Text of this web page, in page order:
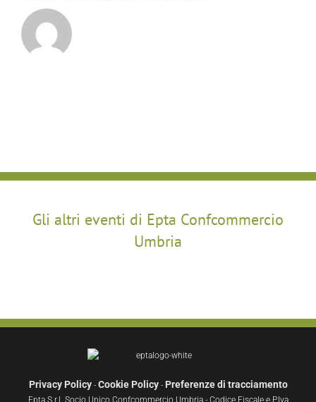
Gli altri eventi di Epta Confcommercio
Umbria
Privacy Policy- Cookie Policy- Preferenze di tracciamento
Epta S.r.l. Socio Unico Confcommercio Umbria - Codice Fiscale e P.Iva